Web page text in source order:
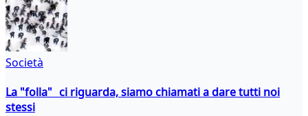
Società
La "folla" ci riguarda, siamo chiamati a dare tutti noi
stessi